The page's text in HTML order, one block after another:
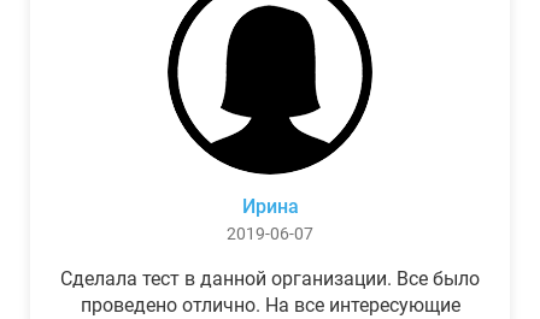
Ирина
2019-06-07
Сделала тест в данной организации. Все было
проведено отлично. На все интересующие